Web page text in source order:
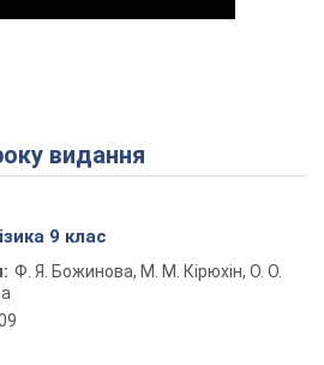
Play Video
видання
9 клас
Ф. Я. Божинова, М. М. Кірюхін, О. О.